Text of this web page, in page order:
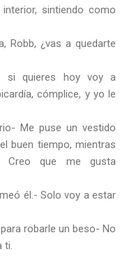
sintiendo como
Robb, ¿vas a quedarte
si quieres hoy voy a
cómplice, y yo le
Me puse un vestido
buen tiempo, mientras
Creo que me gusta
él.- Solo voy a estar
robarle un beso- No
ti.